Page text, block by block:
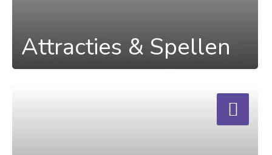
Attracties & Spellen